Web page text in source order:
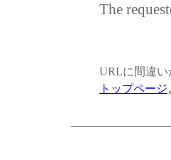
The
URLに間違い
トップページ